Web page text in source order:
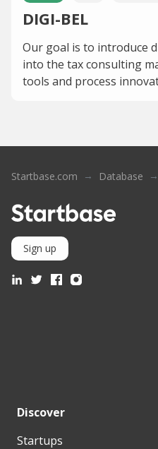
DIGI-BEL
Our goal is to introduce
into the tax consulting
tools and process
Startbase.com Database
Sign up
Discover
Startups